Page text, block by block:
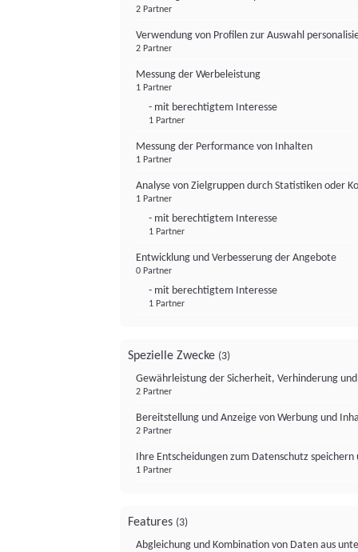
2 Partner
Verwendung von Profilen zur Auswahl
2 Partner
Messung der Werbeleistung
1 Partner
- mit berechtigtem Interesse
1 Partner
Messung der Performance von Inhalten
1 Partner
Analyse von Zielgruppen durch Statistiken oder
1 Partner
- mit berechtigtem Interesse
1 Partner
Entwicklung und Verbesserung der Angebote
0 Partner
- mit berechtigtem Interesse
1 Partner
Spezielle Zwecke (3)
Gewährleistung der Sicherheit, Verhinderung
2 Partner
Bereitstellung und Anzeige von Werbung und
2 Partner
Ihre Entscheidungen zum Datenschutz
1 Partner
Features (3)
Abgleichung und Kombination von Daten aus